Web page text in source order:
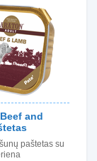
and
paštetas su